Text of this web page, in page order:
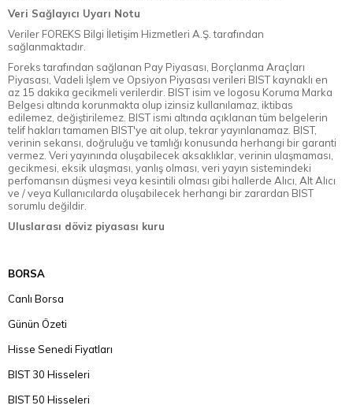
Veri Sağlayıcı Uyarı Notu
Veriler FOREKS Bilgi İletişim Hizmetleri A.Ş. tarafından
sağlanmaktadır.
Foreks tarafından sağlanan Pay Piyasası, Borçlanma Araçları
Piyasası, Vadeli İşlem ve Opsiyon Piyasası verileri BIST kaynaklı en
az 15 dakika gecikmeli verilerdir. BIST isim ve logosu Koruma Marka
Belgesi altında korunmakta olup izinsiz kullanılamaz, iktibas
edilemez, değiştirilemez. BIST ismi altında açıklanan tüm belgelerin
telif hakları tamamen BIST'ye ait olup, tekrar yayınlanamaz. BIST,
verinin sekansı, doğruluğu ve tamlığı konusunda herhangi bir garanti
vermez. Veri yayınında oluşabilecek aksaklıklar, verinin ulaşmaması,
gecikmesi, eksik ulaşması, yanlış olması, veri yayın sistemindeki
perfomansın düşmesi veya kesintili olması gibi hallerde Alıcı, Alt Alıcı
ve / veya Kullanıcılarda oluşabilecek herhangi bir zarardan BIST
sorumlu değildir.
Uluslarası döviz piyasası kuru
BORSA
Canlı Borsa
Günün Özeti
Hisse Senedi Fiyatları
BIST 30 Hisseleri
BIST 50 Hisseleri